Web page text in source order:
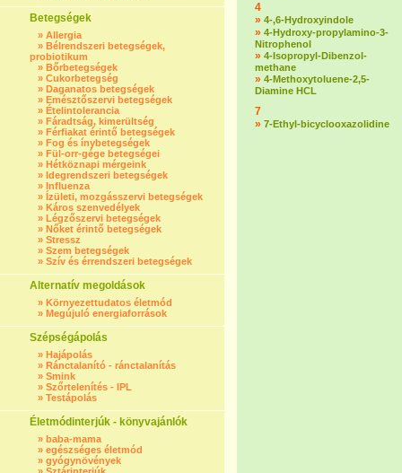
Betegségek
» Allergia
» Bélrendszeri betegségek,
probiotikum
» Bőrbetegségek
» Cukorbetegség
» Daganatos betegségek
» Emésztőszervi betegségek
» Ételintolerancia
» Fáradtság, kimerültség
» Férfiakat érintő betegségek
» Fog és ínybetegségek
» Fül-orr-gége betegségei
» Hétköznapi mérgeink
» Idegrendszeri betegségek
» Influenza
» Ízületi, mozgásszervi betegségek
» Káros szenvedélyek
» Légzőszervi betegségek
» Nőket érintő betegségek
» Stressz
» Szem betegségek
» Szív és érrendszeri betegségek
Alternatív megoldások
» Környezettudatos életmód
» Megújuló energiaforrások
Szépségápolás
» Hajápolás
» Ránctalanító - ránctalanítás
» Smink
» Szőrtelenítés - IPL
» Testápolás
Életmódinterjúk - könyvajánlók
» baba-mama
» egészséges életmód
» gyógynövények
4
» 4-,6-Hydroxyindole
» 4-Hydroxy-propylamino-3-
Nitrophenol
» 4-Isopropyl-Dibenzol-
methane
» 4-Methoxytoluene-2,5-
Diamine HCL
7
» 7-Ethyl-bicyclooxazolidine